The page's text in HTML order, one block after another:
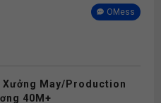
OMess
Xưởng May/Production
40M+